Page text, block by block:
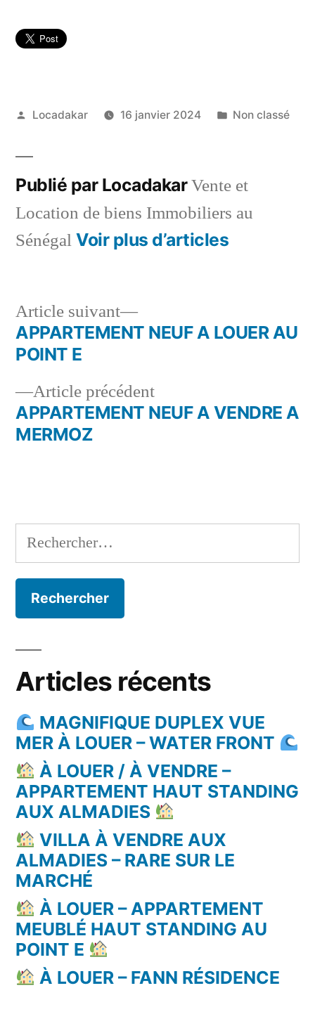
Publié
Locadakar 16 janvier 2024
Publié
Non classé
Publié par LocadakarVente et
Location de biens Immobiliers au
Sénégal Voir plus d’articles
Navigation
l’article
Article précédentArticle
précédent :
APPARTEMENT NEUF A VENDRE A
MERMOZ
Article suivant
Article
suivant :
APPARTEMENT NEUF A LOUER AU
POINT E
Rechercher :
Articles récents
MAGNIFIQUE DUPLEX VUE
MER À LOUER – WATER FRONT
À LOUER / À VENDRE –
APPARTEMENT HAUT STANDING
AUX ALMADIES
VILLA À VENDRE AUX
ALMADIES – RARE SUR LE
MARCHÉ
À LOUER – APPARTEMENT
MEUBLÉ HAUT STANDING AU
POINT E
À LOUER – FANN RÉSIDENCE